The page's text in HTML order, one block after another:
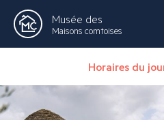
Musée des
Maisons comtoises
Horaires du